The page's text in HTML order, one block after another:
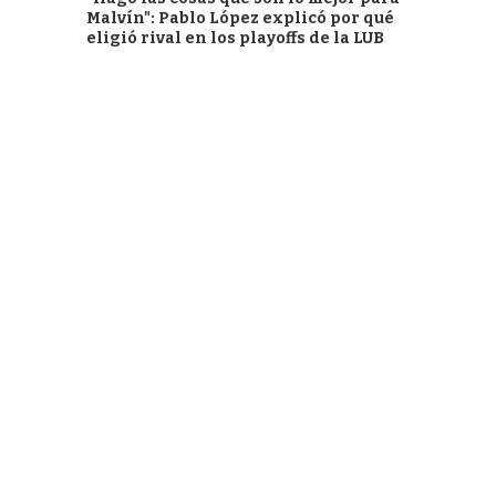
Malvín": Pablo López explicó por qué
eligió rival en los playoffs de la LUB